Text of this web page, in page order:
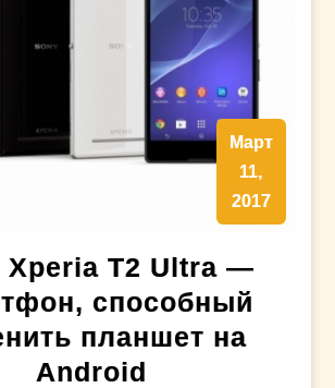
Март
11,
2017
Xperia T2 Ultra —
способный
планшет на
Android